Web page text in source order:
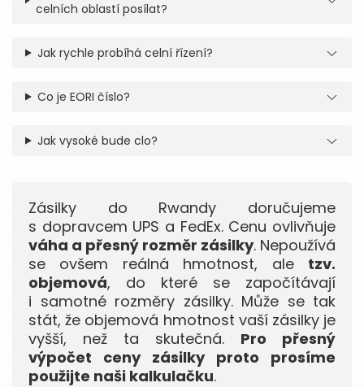
celních oblastí posílat?
Jak rychle probíhá celní řízení?
Co je EORI číslo?
Jak vysoké bude clo?
Zásilky do Rwandy doručujeme
s dopravcem UPS a FedEx. Cenu ovlivňuje
váha a přesný rozměr zásilky. Nepoužívá
se ovšem reálná hmotnost, ale tzv.
objemová, do které se započítávají
i samotné rozměry zásilky. Může se tak
stát, že objemová hmotnost vaší zásilky je
vyšší, než ta skutečná. Pro přesný
výpočet ceny zásilky proto prosíme
použijte naši kalkulačku.